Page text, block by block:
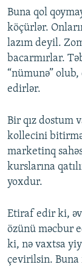
Buna qol
köçürlər.
lazım deyil.
bacarmırlar.
“nümunə”
edirlər.
Bir qız dostum
kollecini
marketinq
kurslarına
yoxdur.
Etiraf edir ki,
özünü məcbur
ki, nə vaxtsa
çevirilsin. Buna